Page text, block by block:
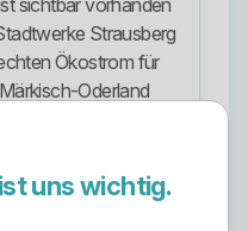
sichtbar vorhanden
Strausberg
Ökostrom für
Oderland
klar
uns wichtig.